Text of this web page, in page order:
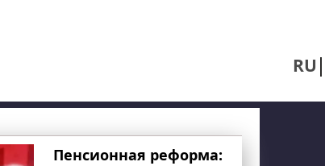
RU
Пенсионная реформа: